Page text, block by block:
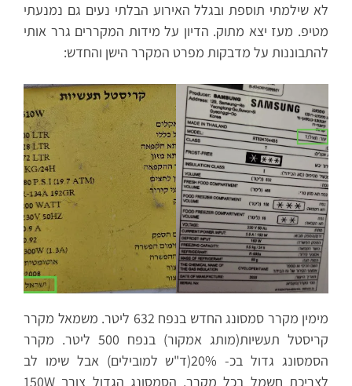
לא שילמתי תוספת ובגלל האירוע הבלתי נעים גם נמנעתי
מטיפ. מעז יצא מתוק. הדיון על מידות המקררים גרר אותי
להתבוננות על מדבקות מפרט המקרר הישן והחדש:
מימין מקרר סמסונג החדש בנפח 632 ליטר. משמאל מקרר
קריסטל תעשיות(מותג אמקור) בנפח 500 ליטר. מקרר
הסמסונג גדול בכ- 20%(ד"ש למובילים) אבל שימו לב
לצריכת חשמל בכל מקרר. הסמסונג הגדול צורך 150W